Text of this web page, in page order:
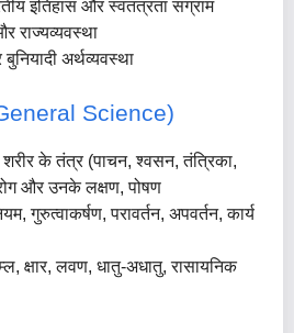
इतिहास और स्वतंत्रता संग्राम
राज्यव्यवस्था
अर्थव्यवस्था
Science)
शरीर के तंत्र (पाचन, श्वसन, तंत्रिका,
और उनके लक्षण, पोषण
गुरुत्वाकर्षण, परावर्तन, अपवर्तन, कार्य
क्षार, लवण, धातु-अधातु, रासायनिक